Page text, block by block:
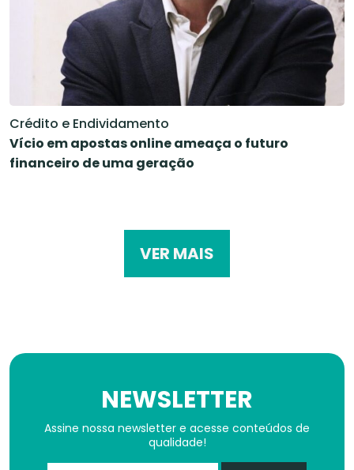
Crédito e Endividamento
Vício em apostas online ameaça o futuro
financeiro de uma geração
VER MAIS
NEWSLETTER
Assine nossa newsletter e acesse conteúdos de
qualidade!